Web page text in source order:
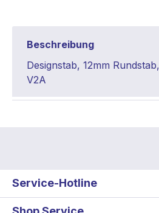
Beschreibung
Designstab, 12mm
V2A
Service-Hotline